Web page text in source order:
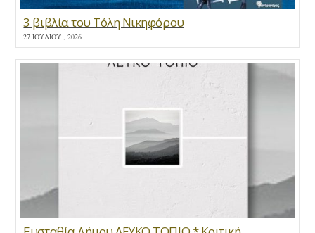
3 βιβλία του Τόλη Νικηφόρου
27 ΙΟΥΛΊΟΥ , 2026